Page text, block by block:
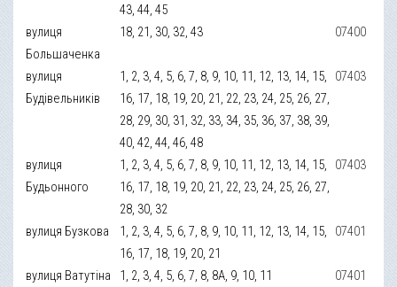
43, 44, 45
вулиця
Большаченка
18, 21, 30, 32, 43 07400
вулиця
Будівельників
1, 2, 3, 4, 5, 6, 7, 8, 9, 10, 11, 12, 13, 14, 15,
16, 17, 18, 19, 20, 21, 22, 23, 24, 25, 26, 27,
28, 29, 30, 31, 32, 33, 34, 35, 36, 37, 38, 39,
40, 42, 44, 46, 48
07403
вулиця
Будьонного
1, 2, 3, 4, 5, 6, 7, 8, 9, 10, 11, 12, 13, 14, 15,
16, 17, 18, 19, 20, 21, 22, 23, 24, 25, 26, 27,
28, 30, 32
07403
вулиця Бузкова
1, 2, 3, 4, 5, 6, 7, 8, 9, 10, 11, 12, 13, 14, 15,
16, 17, 18, 19, 20, 21
07401
вулиця Ватутіна 1, 2, 3, 4, 5, 6, 7, 8, 8А, 9, 10, 11
07401